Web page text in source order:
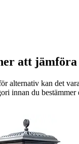
att jämföra
alternativ kan det
innan du bestämmer